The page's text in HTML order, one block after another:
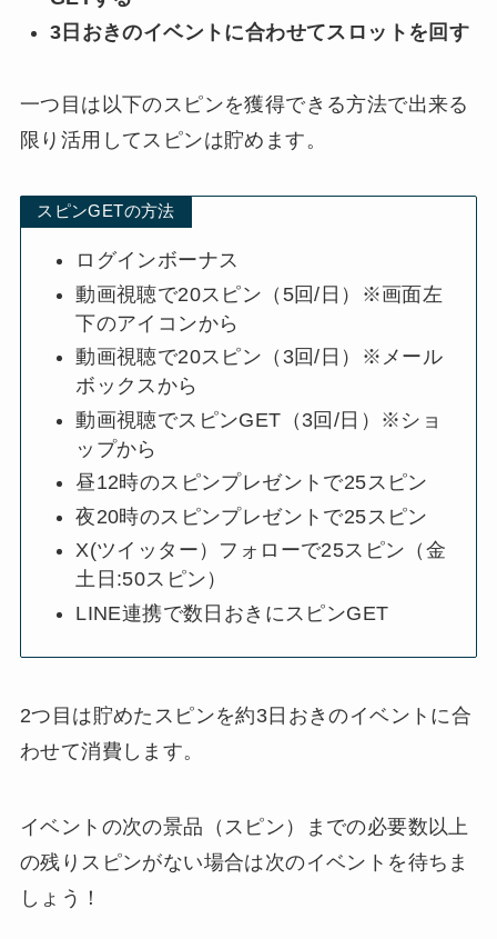
3日おきのイベントに合わせてスロットを回す
一つ目は以下のスピンを獲得できる方法で出来る
限り活用してスピンは貯めます。
スピンGETの方法
ログインボーナス
動画視聴で20スピン（5回/日）※画面左
下のアイコンから
動画視聴で20スピン（3回/日）※メール
ボックスから
動画視聴でスピンGET（3回/日）※ショ
ップから
昼12時のスピンプレゼントで25スピン
夜20時のスピンプレゼントで25スピン
X(ツイッター）フォローで25スピン（金
土日:50スピン）
LINE連携で数日おきにスピンGET
2つ目は貯めたスピンを約3日おきのイベントに合
わせて消費します。
イベントの次の景品（スピン）までの必要数以上
の残りスピンがない場合は次のイベントを待ちま
しょう！